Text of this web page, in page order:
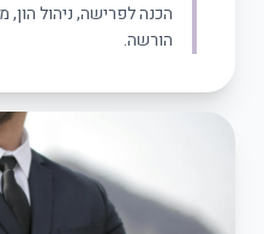
הכנה לפרישה, ניהול הון,
הורשה.